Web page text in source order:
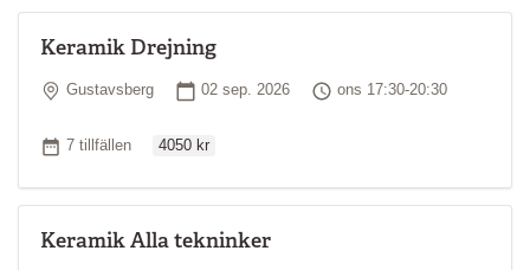
Keramik Drejning
Plats
Gustavsberg Startdatum
02 sep. 2026 Tid
ons 17:30-20:30
Antal tillfällen
7 tillfällen 4050 kr
Keramik Alla tekninker